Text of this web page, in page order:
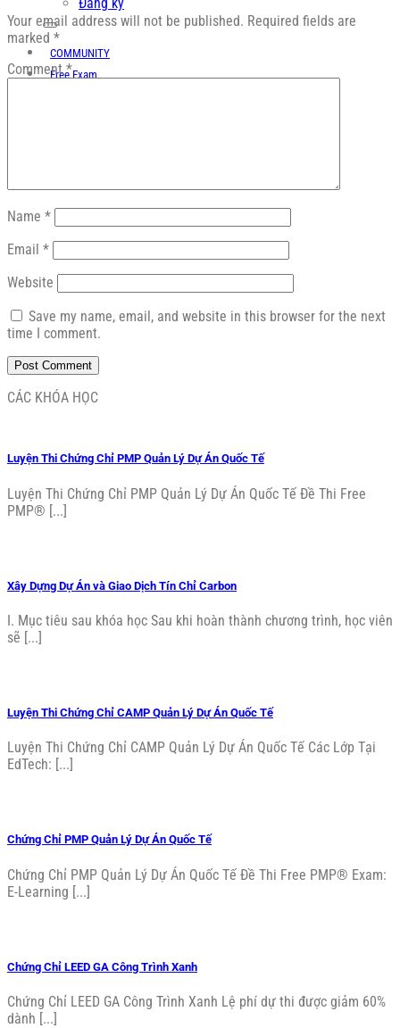
COMMUNITY
Free Exam
Your email address will not be published. Required fields are
marked *
Comment*
Name *
Email *
Website
Save my name, email, and website in this browser for the next
time I comment.
CÁC KHÓA HỌC
Luyện Thi Chứng Chỉ PMP Quản Lý Dự Án Quốc Tế
Luyện Thi Chứng Chỉ PMP Quản Lý Dự Án Quốc Tế Đề Thi Free
PMP® [...]
Xây Dựng Dự Án và Giao Dịch Tín Chỉ Carbon
I. Mục tiêu sau khóa học Sau khi hoàn thành chương trình, học viên
sẽ [...]
Luyện Thi Chứng Chỉ CAMP Quản Lý Dự Án Quốc Tế
Luyện Thi Chứng Chỉ CAMP Quản Lý Dự Án Quốc Tế Các Lớp Tại
EdTech: [...]
Chứng Chỉ PMP Quản Lý Dự Án Quốc Tế
Chứng Chỉ PMP Quản Lý Dự Án Quốc Tế Đề Thi Free PMP® Exam:
E-Learning [...]
Chứng Chỉ LEED GA Công Trình Xanh
Chứng Chỉ LEED GA Công Trình Xanh Lệ phí dự thi được giảm 60%
dành [...]